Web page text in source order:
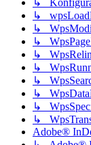
↳
↳
↳
↳
↳
↳
↳
↳
↳
↳
Adobe®